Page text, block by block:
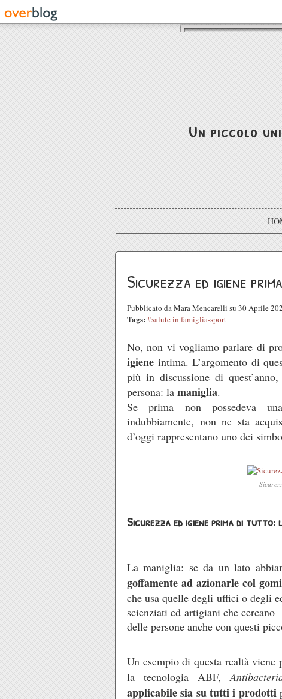
Un piccolo
Sicurezza ed igiene
Pubblicato da Mara Mencarelli su 30 Aprile
Tags: #salute in famiglia-sport
No, non vi vogliamo parlare di
igiene intima. L’argomento di
più in discussione di
persona: la maniglia.
Se prima non possedeva
indubbiamente, non ne sta
d’oggi rappresentano uno dei
Sicurezza ed igiene prima di tutto:
La maniglia: se da un lato
goffamente ad azionarle col
che usa quelle degli uffici o degli
scienziati ed artigiani che cercano
delle persone anche con questi
Un esempio di questa realtà viene
la tecnologia ABF,
applicabile sia su tutti i prodotti